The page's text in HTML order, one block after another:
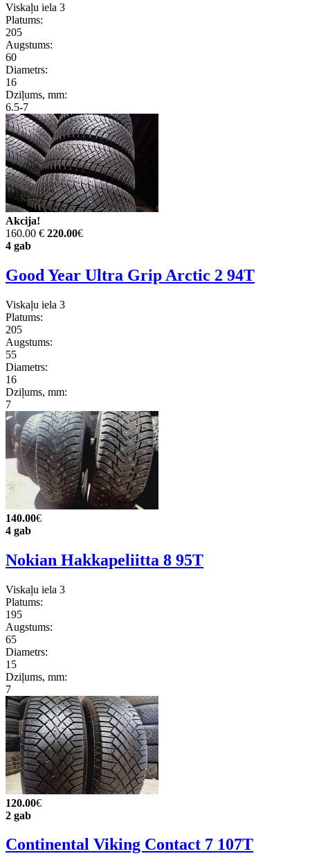
Viskaļu iela 3
Platums:
205
Augstums:
60
Diametrs:
16
Dziļums, mm:
6.5-7
Akcija!
160.00 € 220.00€
4 gab
Good Year Ultra Grip Arctic 2 94T
Viskaļu iela 3
Platums:
205
Augstums:
55
Diametrs:
16
Dziļums, mm:
7
140.00€
4 gab
Nokian Hakkapeliitta 8 95T
Viskaļu iela 3
Platums:
195
Augstums:
65
Diametrs:
15
Dziļums, mm:
7
120.00€
2 gab
Continental Viking Contact 7 107T